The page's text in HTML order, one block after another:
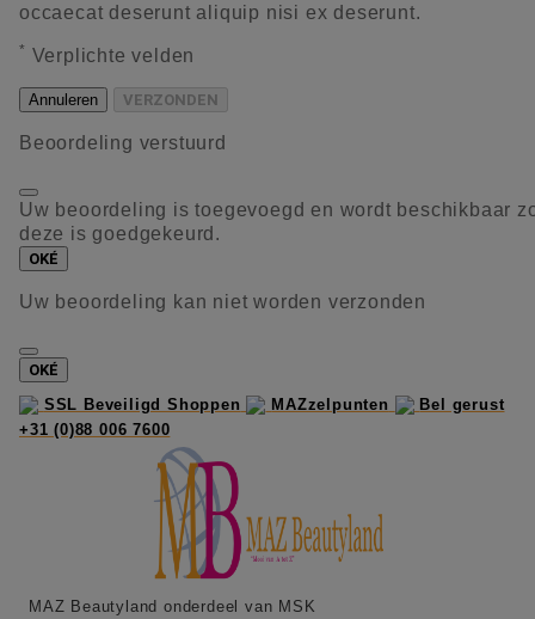
occaecat deserunt aliquip nisi ex deserunt.
* Verplichte velden
Annuleren VERZONDEN
Beoordeling verstuurd
Uw beoordeling is toegevoegd en wordt beschikbaar
deze is goedgekeurd.
OKÉ
Uw beoordeling kan niet worden verzonden
OKÉ
SSL Beveiligd Shoppen
MAZzelpunten
Bel gerust
+31 (0)88 006 7600
MAZ Beautyland onderdeel van MSK